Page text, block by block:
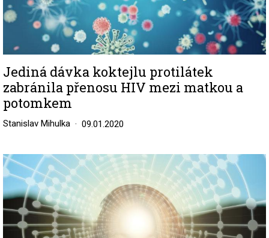
Jediná dávka koktejlu protilátek
zabránila přenosu HIV mezi matkou a
potomkem
Stanislav Mihulka 09.01.2020
Image